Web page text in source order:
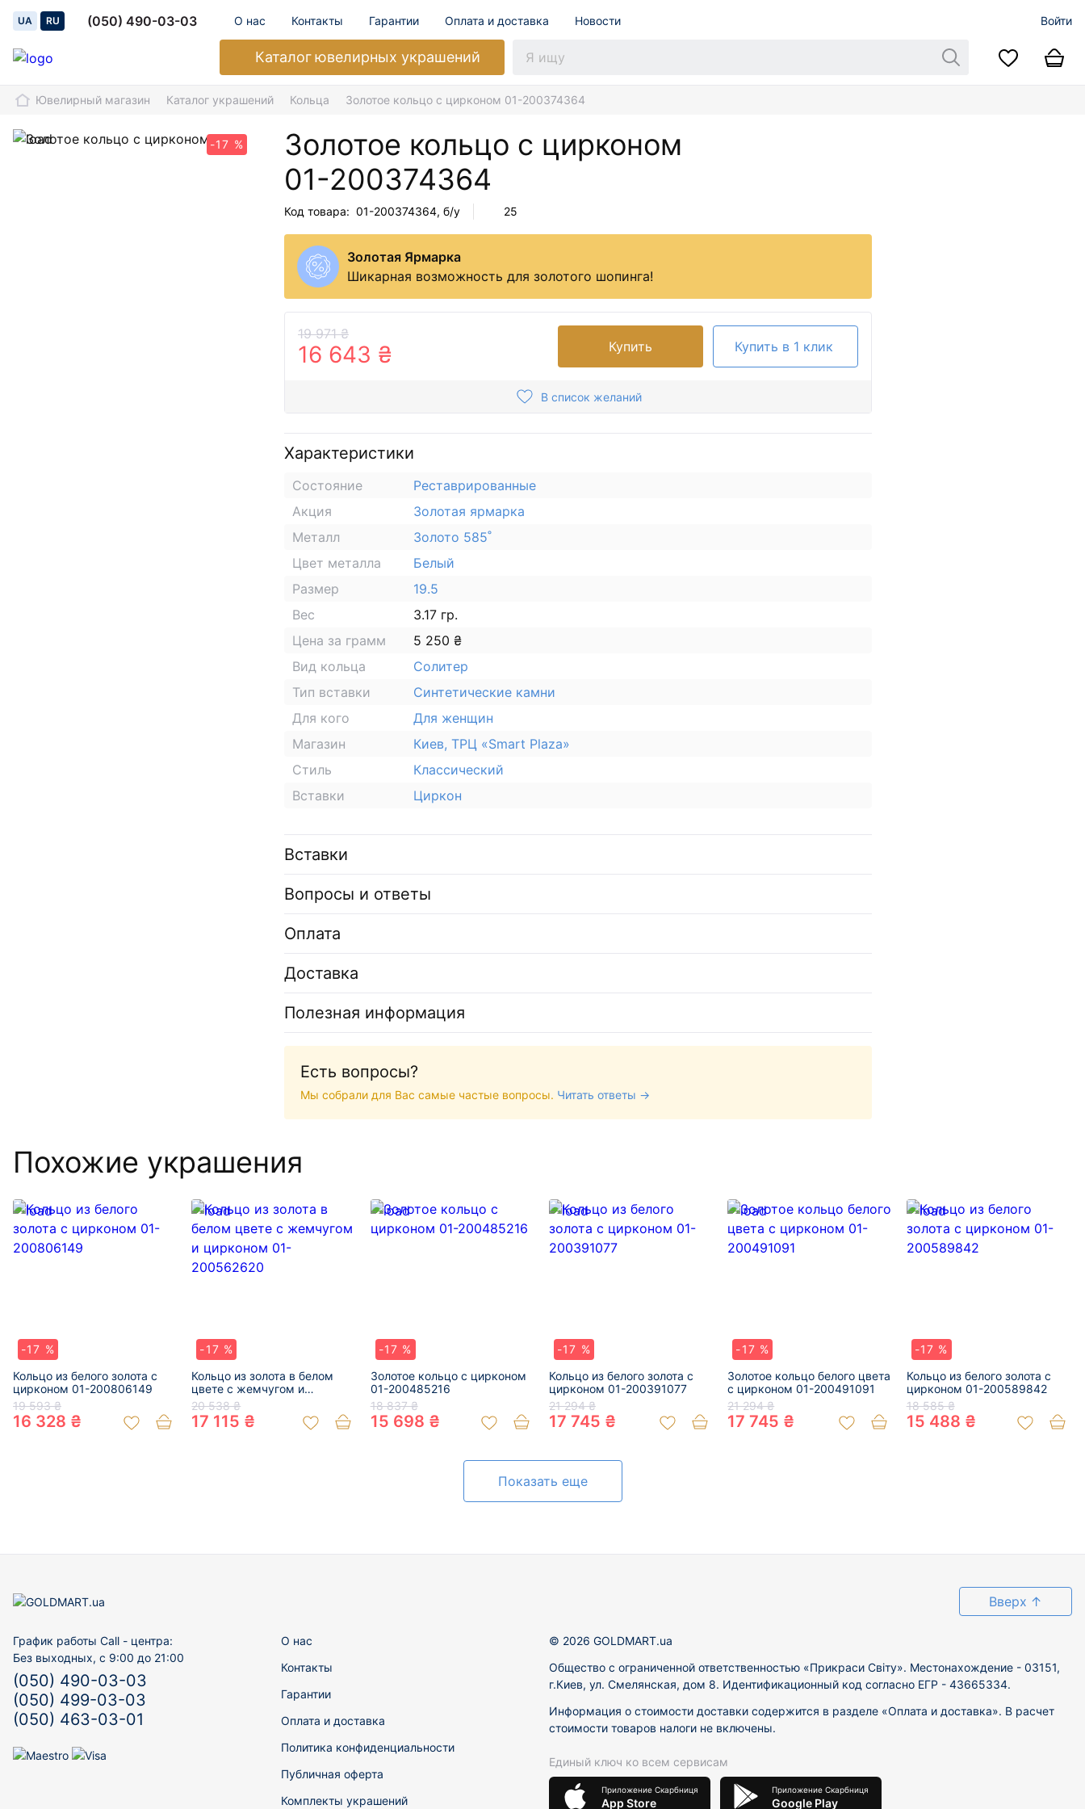
UA RU (050) 490-03-03 О нас Контакты Гарантии Оплата и доставка Новости Войти
Каталогювелирных украшений
Ювелирный магазин Каталог украшений Кольца Золотое кольцо с цирконом 01-200374364
-17 %
Золотое кольцо с цирконом
01-200374364
Код товара: 01-200374364, б/у 25
Золотая Ярмарка
Шикарная возможность для золотого шопинга!
19 971 ₴
16 643 ₴ Купить Купить в 1 клик
В список желаний
Характеристики
Состояние
Реставрированные
Акция
Золотая ярмарка
Металл
Золото 585˚
Цвет металла
Белый
Размер
19.5
Вес
3.17 гр.
Цена за грамм
5 250 ₴
Вид кольца
Солитер
Тип вставки
Синтетические камни
Для кого
Для женщин
Магазин
Киев, ТРЦ «Smart Plaza»
Стиль
Классический
Вставки
Циркон
Вставки
Вопросы и ответы
Оплата
Доставка
Полезная информация
Есть вопросы?
Мы собрали для Вас самые частые вопросы. Читать ответы →
Похожие украшения
-17 %
Кольцо из белого золота с
цирконом 01-200806149
19 593 ₴
16 328 ₴
-17 %
Кольцо из золота в белом
цвете с жемчугом и
цирконом 01-200562620
20 538 ₴
17 115 ₴
-17 %
Золотое кольцо с цирконом
01-200485216
18 837 ₴
15 698 ₴
-17 %
Кольцо из белого золота с
цирконом 01-200391077
21 294 ₴
17 745 ₴
-17 %
Золотое кольцо белого цвета
с цирконом 01-200491091
21 294 ₴
17 745 ₴
-17 %
Кольцо из белого золота с
цирконом 01-200589842
18 585 ₴
15 488 ₴
Показать еще
Вверх ↑
График работы Call - центра:
Без выходных, с 9:00 до 21:00
(050) 490-03-03
(050) 499-03-03
(050) 463-03-01
О нас
Контакты
Гарантии
Оплата и доставка
Политика конфиденциальности
Публичная оферта
Комплекты украшений
© 2026 GOLDMART.ua
Общество с ограниченной ответственностью «Прикраси Світу». Местонахождение - 03151,
г.Киев, ул. Смелянская, дом 8. Идентификационный код согласно ЕГР - 43665334.
Информация о стоимости доставки содержится в разделе «Оплата и доставка». В расчет
стоимости товаров налоги не включены.
Единый ключ ко всем сервисам
Приложение Скарбниця
App Store
Приложение Скарбниця
Google Play